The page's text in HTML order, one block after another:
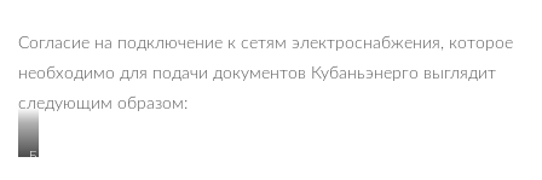
Согласие на подключение к сетям электроснабжения, которое
необходимо для подачи документов Кубаньэнерго выглядит
следующим образом:
Бланк